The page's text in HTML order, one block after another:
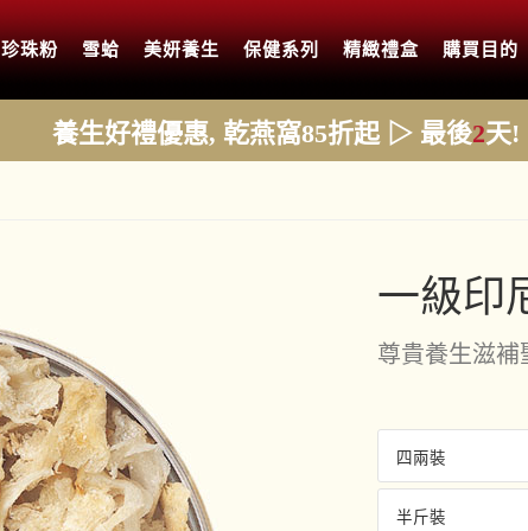
珍珠粉 雪蛤 美妍養生 保健系列 精緻禮盒 購買目的
養生好禮優惠, 乾燕窩85折起 ▷ 最後2天!
一級印
尊貴養生滋補
四兩裝
半斤裝